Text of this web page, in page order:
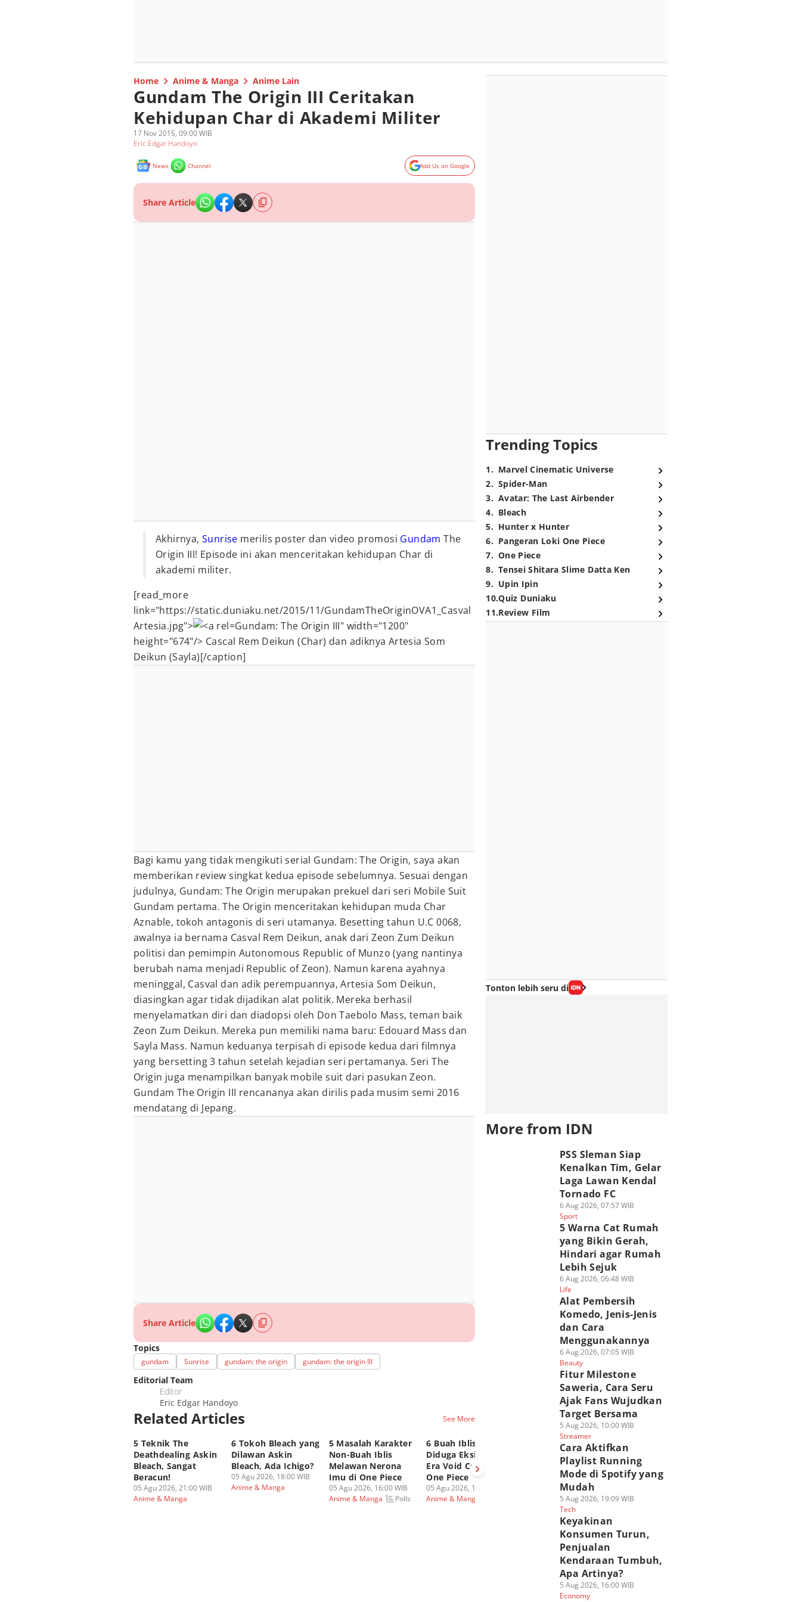
Home Anime & Manga Anime Lain
Gundam The Origin III Ceritakan
Kehidupan Char di Akademi Militer
17 Nov 2015, 09:00 WIB
Eric Edgar Handoyo
News Channel Add Us on Google
Share Article
Akhirnya,Sunrise merilis poster dan video promosi Gundam The
Origin III! Episode ini akan menceritakan kehidupan Char di
akademi militer.
[read_more
link="https://static.duniaku.net/2015/11/GundamTheOriginOVA1_Casval
Artesia.jpg">
Gundam: The Origin III" width="1200"
height="674"/> Cascal Rem Deikun (Char) dan adiknya Artesia Som
Deikun (Sayla)[/caption]
Bagi kamu yang tidak mengikuti serial Gundam: The Origin, saya akan
memberikan review singkat kedua episode sebelumnya. Sesuai dengan
judulnya, Gundam: The Origin merupakan prekuel dari seri Mobile Suit
Gundam pertama. The Origin menceritakan kehidupan muda Char
Aznable, tokoh antagonis di seri utamanya. Besetting tahun U.C 0068,
awalnya ia bernama Casval Rem Deikun, anak dari Zeon Zum Deikun
politisi dan pemimpin Autonomous Republic of Munzo (yang nantinya
berubah nama menjadi Republic of Zeon). Namun karena ayahnya
meninggal, Casval dan adik perempuannya, Artesia Som Deikun,
diasingkan agar tidak dijadikan alat politik. Mereka berhasil
menyelamatkan diri dan diadopsi oleh Don Taebolo Mass, teman baik
Zeon Zum Deikun. Mereka pun memiliki nama baru: Edouard Mass dan
Sayla Mass. Namun keduanya terpisah di episode kedua dari filmnya
yang bersetting 3 tahun setelah kejadian seri pertamanya. Seri The
Origin juga menampilkan banyak mobile suit dari pasukan Zeon.
Gundam The Origin III rencananya akan dirilis pada musim semi 2016
mendatang di Jepang.
Share Article
Topics
gundam Sunrise gundam: the origin gundam: the origin III
Editorial Team
Editor
Eric Edgar Handoyo
Related Articles See More
5 Teknik The
Deathdealing Askin
Bleach, Sangat
Beracun!
05 Agu 2026, 21:00 WIB
Anime & Manga
6 Tokoh Bleach yang
Dilawan Askin
Bleach, Ada Ichigo?
05 Agu 2026, 18:00 WIB
Anime & Manga
5 Masalah Karakter
Non-Buah Iblis
Melawan Nerona
Imu di One Piece
05 Agu 2026, 16:00 WIB
Anime & Manga
Polls
6 Buah Iblis yang
Diduga Eksis Sejak
Era Void Century di
One Piece
05 Agu 2026, 14:00 WIB
Anime & Manga
Transformasi
Terkuat di Hunter x
Hunter! Banyak yang
05 Agu 2026, 13:00 WIB
Anime & Manga
8 Serangan Nen Tipe
Menyerang Terkuat
di Hunter x Hunter!
05 Agu 2026, 10:00 WIB
Trending Topics
1. Marvel Cinematic Universe
2. Spider-Man
3. Avatar: The Last Airbender
4. Bleach
5. Hunter x Hunter
6. Pangeran Loki One Piece
7. One Piece
8. Tensei Shitara Slime Datta Ken
9. Upin Ipin
10.Quiz Duniaku
11.Review Film
Tonton lebih seru di
More from IDN
PSS Sleman Siap
Kenalkan Tim, Gelar
Laga Lawan Kendal
Tornado FC
6 Aug 2026, 07:57 WIB
Sport
5 Warna Cat Rumah
yang Bikin Gerah,
Hindari agar Rumah
Lebih Sejuk
6 Aug 2026, 06:48 WIB
Life
Alat Pembersih
Komedo, Jenis-Jenis
dan Cara
Menggunakannya
6 Aug 2026, 07:05 WIB
Beauty
Fitur Milestone
Saweria, Cara Seru
Ajak Fans Wujudkan
Target Bersama
5 Aug 2026, 10:00 WIB
Streamer
Cara Aktifkan
Playlist Running
Mode di Spotify yang
Mudah
5 Aug 2026, 19:09 WIB
Tech
Keyakinan
Konsumen Turun,
Penjualan
Kendaraan Tumbuh,
Apa Artinya?
5 Aug 2026, 16:00 WIB
Economy